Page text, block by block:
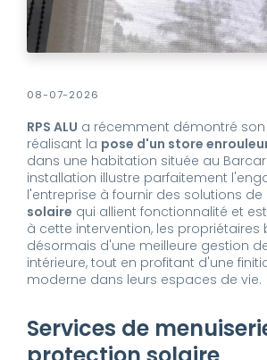
08-07-2026
RPS ALU a récemment démontré
réalisant la pose d'un store
dans une habitation située au
installation illustre parfaitement
l'entreprise à fournir des solutions de
solaire qui allient fonctionnalité et
à cette intervention, les propriétaires
désormais d'une meilleure gestion
intérieure, tout en profitant d'une
moderne dans leurs espaces de vie.
Services de